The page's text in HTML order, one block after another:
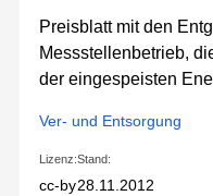
Preisblatt mit den
Messstellenbetrieb,
der eingespeisten
Ver- und Entsorgung
Lizenz:
cc-by
Stand:
28.11.2012